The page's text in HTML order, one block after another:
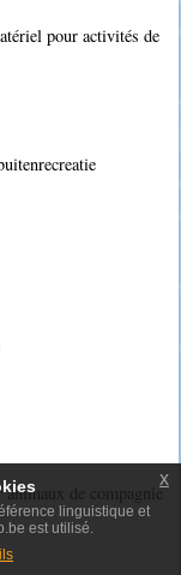
pour activités de
de compagnie
linguistique et
est utilisé.
x